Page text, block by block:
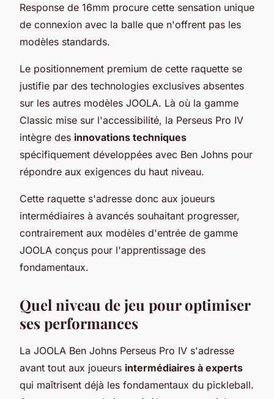
Response de 16mm procure cette sensation unique
de connexion avec la balle que n'offrent pas les
modèles standards.
Le positionnement premium de cette raquette se
justifie par des technologies exclusives absentes
sur les autres modèles JOOLA. Là où la gamme
Classic mise sur l'accessibilité, la Perseus Pro IV
intègre des innovations techniques
spécifiquement développées avec Ben Johns pour
répondre aux exigences du haut niveau.
Cette raquette s'adresse donc aux joueurs
intermédiaires à avancés souhaitant progresser,
contrairement aux modèles d'entrée de gamme
JOOLA conçus pour l'apprentissage des
fondamentaux.
Quel niveau de jeu pour optimiser
ses performances
La JOOLA Ben Johns Perseus Pro IV s'adresse
avant tout aux joueurs intermédiaires à experts
qui maîtrisent déjà les fondamentaux du pickleball.